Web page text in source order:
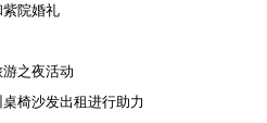
院婚礼
之夜活动
椅沙发出租进行助力